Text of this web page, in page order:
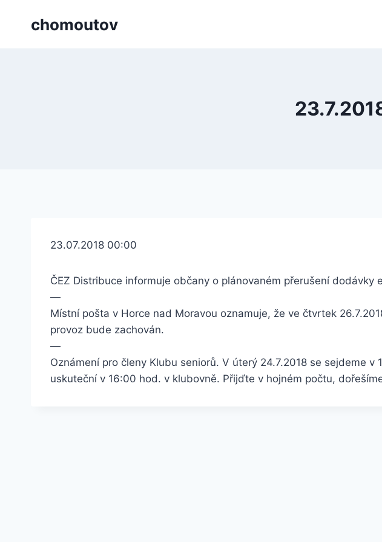
chomoutov
23.07.2018 00:00
ČEZ Distribuce informuje občany o plánovaném přerušení
—
Místní pošta v Horce nad Moravou oznamuje, že ve čtvrtek
provoz bude zachován.
—
Oznámení pro členy Klubu seniorů. V úterý 24.7.2018 se sejdeme
uskuteční v 16:00 hod. v klubovně. Přijďte v hojném počtu,